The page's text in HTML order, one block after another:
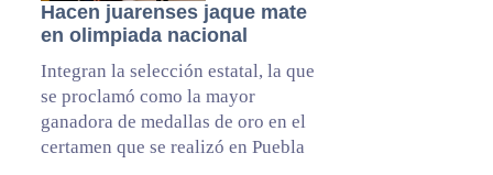
Hacen juarenses jaque mate
en olimpiada nacional
Integran la selección estatal, la que
se proclamó como la mayor
ganadora de medallas de oro en el
certamen que se realizó en Puebla